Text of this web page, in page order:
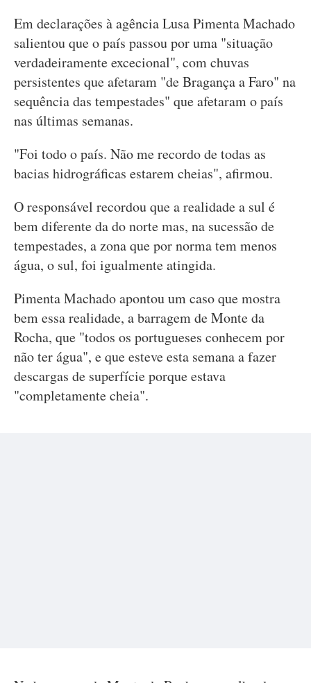
Em declarações à agência Lusa Pimenta Machado
salientou que o país passou por uma "situação
verdadeiramente excecional", com chuvas
persistentes que afetaram "de Bragança a Faro" na
sequência das tempestades" que afetaram o país
nas últimas semanas.
"Foi todo o país. Não me recordo de todas as
bacias hidrográficas estarem cheias", afirmou.
O responsável recordou que a realidade a sul é
bem diferente da do norte mas, na sucessão de
tempestades, a zona que por norma tem menos
água, o sul, foi igualmente atingida.
Pimenta Machado apontou um caso que mostra
bem essa realidade, a barragem de Monte da
Rocha, que "todos os portugueses conhecem por
não ter água", e que esteve esta semana a fazer
descargas de superfície porque estava
"completamente cheia".